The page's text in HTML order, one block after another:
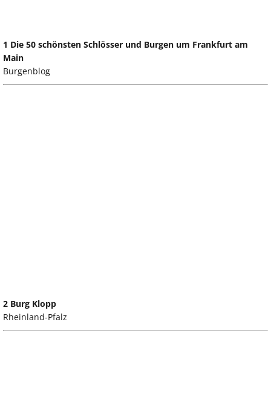
1 Die 50 schönsten Schlösser und Burgen um Frankfurt am
Main
Burgenblog
2 Burg Klopp
Rheinland-Pfalz